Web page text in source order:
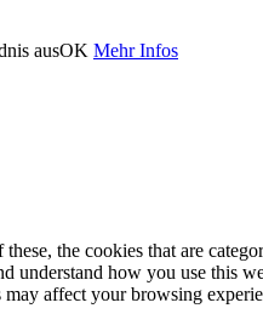
ausOK Mehr Infos
the cookies that are
understand how you use this
affect your browsing